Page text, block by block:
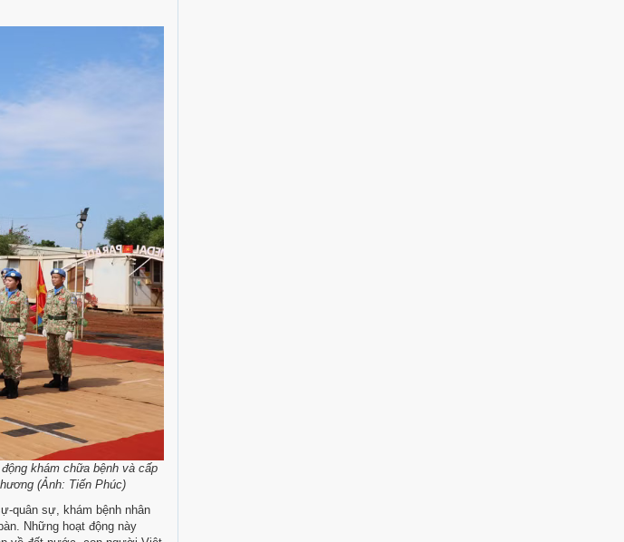
khám chữa bệnh và cấp
(Ảnh: Tiến Phúc)
quân sự, khám bệnh nhân
Những hoạt động này